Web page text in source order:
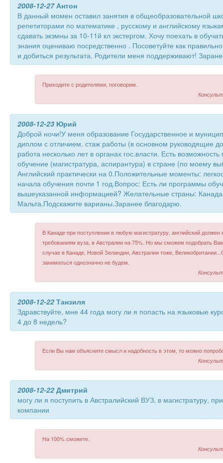
2008-12-27Антон
В данный момен оставил занятия в общеобразовательной
репетиторами по математике , русскому и английскому
сдавать экзмны за 10-11й кл экстергом. Хочу поехать в
знания оцениваю посредственно . Посоветуйте как
и добиться результата. Родители меня поддерживают!
Приходите с родителями, поговорим.
2008-12-23 Юрий
Доброй ночи!У меня образование Государственное и
диплом с отличием. стаж работы (в основном руководящие
работа несколько лет в органах гос.власти. Есть
обучение (магистратура, аспирантура) в стране (по моему
Английский практически на 0.Положительные моменты:
начала обучения почти 1 год.Вопрос: Есть ли программы
вышеуказанной информацией? Желательные страны:
Мальта.Подскажите варианы.Заранее благодарю.
В Канаде при поступлении в любую магистратуру, английский должен
требованиям вуза, в Австралии на 75%. Но мы сможем подобрать
случае в Канаде, Новой Зеландии, Австралии тоже,
заниматься однозначно не будем.
2008-12-22Танзиля
Здравствуйте, мне 44 года могу ли я попасть на языковые
4 до 8 недель?
Если Вы нам объясните смысл и надобность в этом, то можно
2008-12-22Дмитрий
могу ли я поступить в Австралийский ВУЗ, в магистратуру,
компании
На 100% сможете.